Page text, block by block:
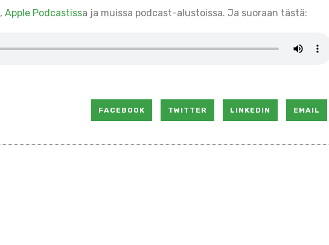
, Apple Podcastissa ja muissa podcast-alustoissa. Ja suoraan tästä:
FACEBOOK TWITTER LINKEDIN EMAIL